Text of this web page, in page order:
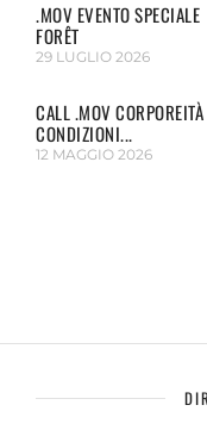
.MOV EVENTO SPECIALE
FORÊT
29 LUGLIO 2026
CALL .MOV
CONDIZIONI...
12 MAGGIO 2026